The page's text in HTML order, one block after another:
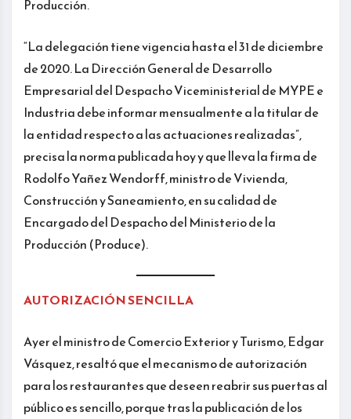
Producción.
“La delegación tiene vigencia hasta el 31 de diciembre
de 2020. La Dirección General de Desarrollo
Empresarial del Despacho Viceministerial de MYPE e
Industria debe informar mensualmente a la titular de
la entidad respecto a las actuaciones realizadas”,
precisa la norma publicada hoy y que lleva la firma de
Rodolfo Yañez Wendorff, ministro de Vivienda,
Construcción y Saneamiento, en su calidad de
Encargado del Despacho del Ministerio de la
Producción (Produce).
AUTORIZACIÓN SENCILLA
Ayer el ministro de Comercio Exterior y Turismo, Edgar
Vásquez, resaltó que el mecanismo de autorización
para los restaurantes que deseen reabrir sus puertas al
público es sencillo, porque tras la publicación de los